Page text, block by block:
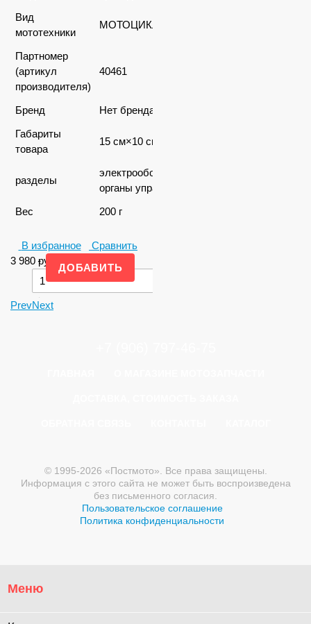
Вид
мототехники
МОТОЦИКЛЫ
Партномер
(артикул
производителя)
40461
Бренд
Нет бренда
Габариты
товара
15 см×10 см×5 см
разделы
электрооборудование,
органы управления
Вес
200 г
В избранное
Сравнить
3 980руб.
-
+
PrevNext
© 1995-2026 «Постмото». Все права защищены.
Информация с этого сайта не может быть воспроизведена
без письменного согласия.
Пользовательское соглашение
Политика конфиденциальности
Меню